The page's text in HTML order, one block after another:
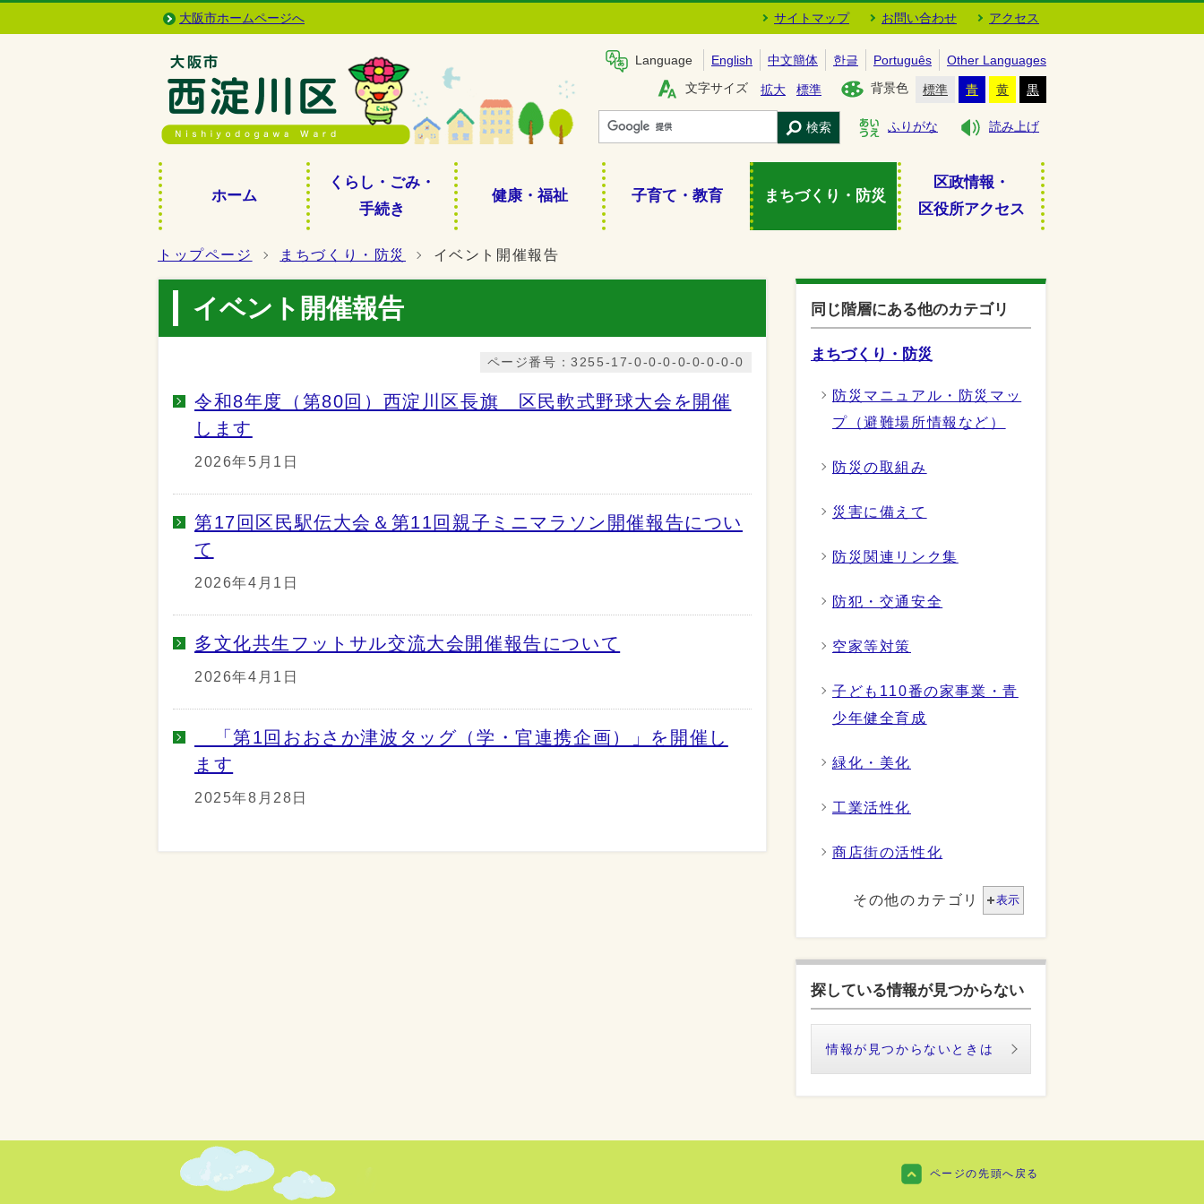
大阪市ホームページへ サイトマップ お問い合わせ アクセス
Language English 中文簡体 한글 Português
Other Languages
文字サイズ
拡大 標準 背景色 標準 青 黄 黒
検索 ふりがな 読み上げ
ホーム
くらし・ごみ・
手続き
健康・福祉 子育て・教育 まちづくり・防災
区政情報・
区役所アクセス
トップページ まちづくり・防災 イベント開催報告
イベント開催報告
ページ番号：3255-17-0-0-0-0-0-0-0-0
令和8年度（第80回）西淀川区長旗 区民軟式野球大会を開催
します
2026年5月1日
第17回区民駅伝大会＆第11回親子ミニマラソン開催報告につい
て
2026年4月1日
多文化共生フットサル交流大会開催報告について
2026年4月1日
「第1回おおさか津波タッグ（学・官連携企画）」を開催し
ます
2025年8月28日
同じ階層にある他のカテゴリ
まちづくり・防災
防災マニュアル・防災マッ
プ（避難場所情報など）
防災の取組み
災害に備えて
防災関連リンク集
防犯・交通安全
空家等対策
子ども110番の家事業・青
少年健全育成
緑化・美化
工業活性化
商店街の活性化
その他のカテゴリ 表示
探している情報が見つからない
情報が見つからないときは
ページの先頭へ戻る